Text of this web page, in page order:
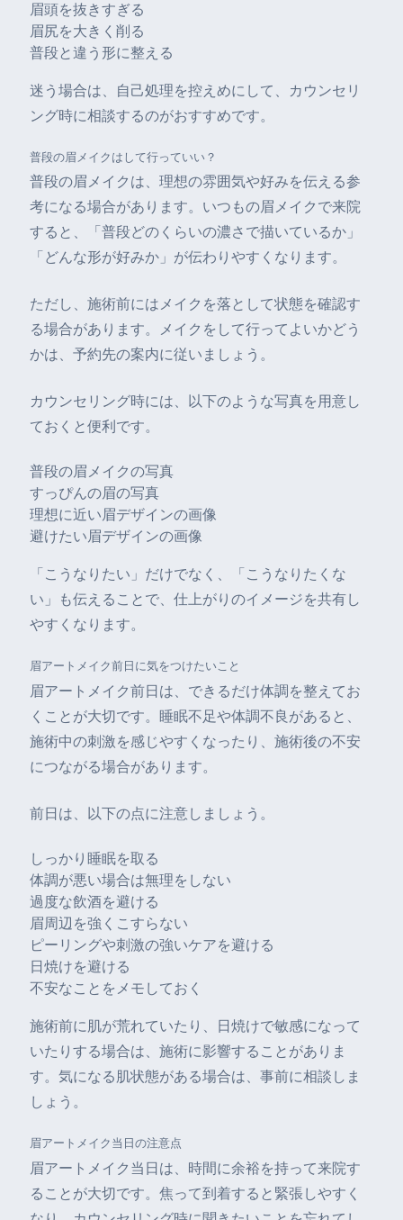
眉頭を抜きすぎる
眉尻を大きく削る
普段と違う形に整える
迷う場合は、自己処理を控えめにして、カウンセリ
ング時に相談するのがおすすめです。
普段の眉メイクはして行っていい？
普段の眉メイクは、理想の雰囲気や好みを伝える参
考になる場合があります。いつもの眉メイクで来院
すると、「普段どのくらいの濃さで描いているか」
「どんな形が好みか」が伝わりやすくなります。
ただし、施術前にはメイクを落として状態を確認す
る場合があります。メイクをして行ってよいかどう
かは、予約先の案内に従いましょう。
カウンセリング時には、以下のような写真を用意し
ておくと便利です。
普段の眉メイクの写真
すっぴんの眉の写真
理想に近い眉デザインの画像
避けたい眉デザインの画像
「こうなりたい」だけでなく、「こうなりたくな
い」も伝えることで、仕上がりのイメージを共有し
やすくなります。
眉アートメイク前日に気をつけたいこと
眉アートメイク前日は、できるだけ体調を整えてお
くことが大切です。睡眠不足や体調不良があると、
施術中の刺激を感じやすくなったり、施術後の不安
につながる場合があります。
前日は、以下の点に注意しましょう。
しっかり睡眠を取る
体調が悪い場合は無理をしない
過度な飲酒を避ける
眉周辺を強くこすらない
ピーリングや刺激の強いケアを避ける
日焼けを避ける
不安なことをメモしておく
施術前に肌が荒れていたり、日焼けで敏感になって
いたりする場合は、施術に影響することがありま
す。気になる肌状態がある場合は、事前に相談しま
しょう。
眉アートメイク当日の注意点
眉アートメイク当日は、時間に余裕を持って来院す
ることが大切です。焦って到着すると緊張しやすく